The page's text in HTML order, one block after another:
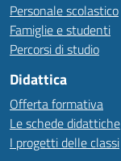
Personale scolastico
Famiglie e studenti
Percorsi di studio
Didattica
Offerta formativa
Le schede didattiche
I progetti delle classi